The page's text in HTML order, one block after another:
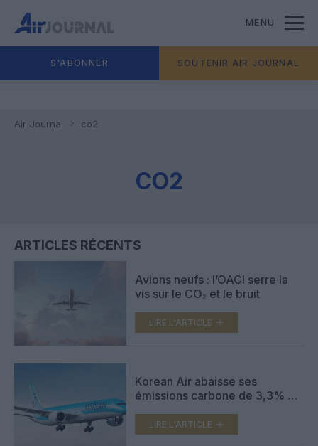
MENU
S'ABONNER SOUTENIR AIR JOURNAL
Air Journal co2
CO2
ARTICLES RÉCENTS
Avions neufs : l’OACI serre la
vis sur le CO₂ et le bruit
LIRE L'ARTICLE
Korean Air abaisse ses
émissions carbone de 3,3% en
opérationnelle et une flotte
moderne
LIRE L'ARTICLE